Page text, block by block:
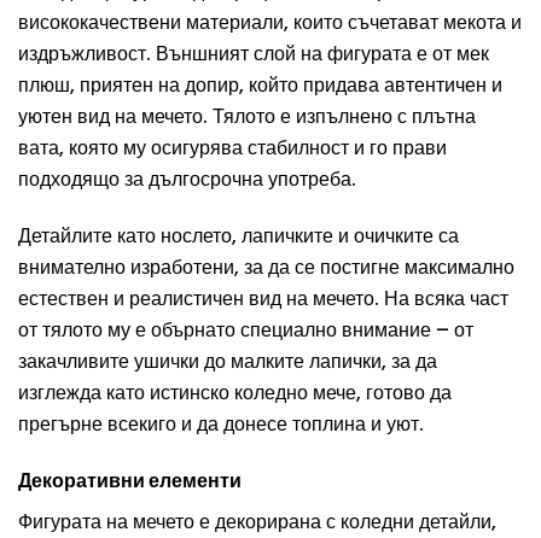
висококачествени материали, които съчетават мекота и
издръжливост. Външният слой на фигурата е от мек
плюш, приятен на допир, който придава автентичен и
уютен вид на мечето. Тялото е изпълнено с плътна
вата, която му осигурява стабилност и го прави
подходящо за дългосрочна употреба.
Детайлите като нослето, лапичките и очичките са
внимателно изработени, за да се постигне максимално
естествен и реалистичен вид на мечето. На всяка част
от тялото му е обърнато специално внимание – от
закачливите ушички до малките лапички, за да
изглежда като истинско коледно мече, готово да
прегърне всекиго и да донесе топлина и уют.
Декоративни елементи
Фигурата на мечето е декорирана с коледни детайли,